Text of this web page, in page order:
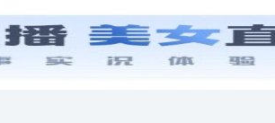
安卓游戏 游戏攻略 电脑游戏